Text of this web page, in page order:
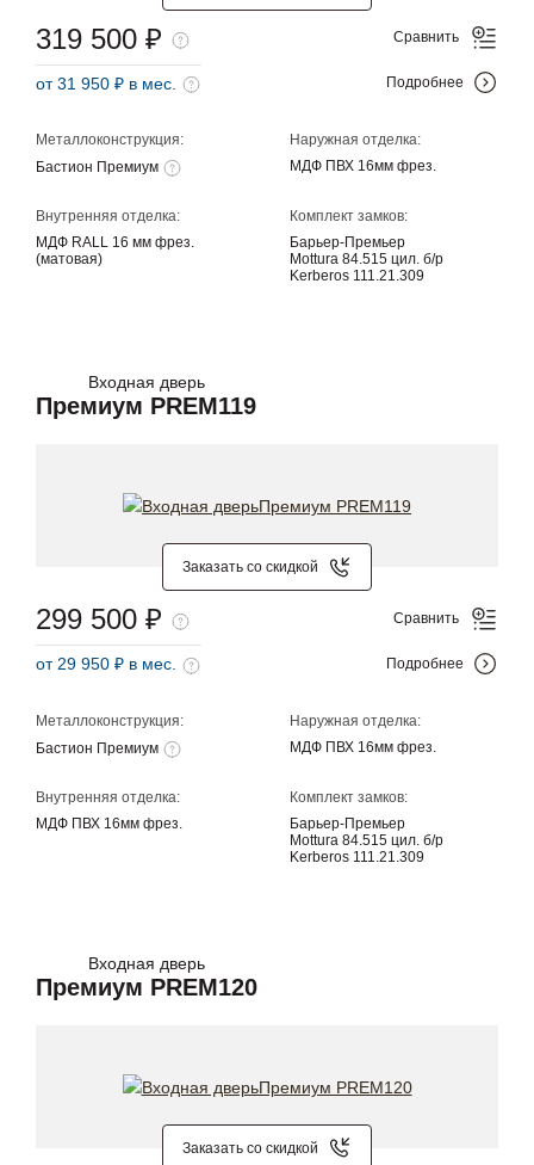
Металлоконструкция:
Бастион Премиум
Наружная отделка:
МДФ ПВХ 16мм фрез.
Внутренняя отделка:
МДФ RALL 16 мм фрез.
(матовая)
Комплект замков:
Барьер-Премьер
Mottura 84.515 цил. б/р
Kerberos 111.21.309
319 500 ₽
от 31 950 ₽ в мес.
Сравнить
Подробнее
Входная дверь
Премиум PREM119
Заказать со скидкой
Металлоконструкция:
Бастион Премиум
Наружная отделка:
МДФ ПВХ 16мм фрез.
Внутренняя отделка:
МДФ ПВХ 16мм фрез.
Комплект замков:
Барьер-Премьер
Mottura 84.515 цил. б/р
Kerberos 111.21.309
299 500 ₽
от 29 950 ₽ в мес.
Сравнить
Подробнее
Входная дверь
Премиум PREM120
Заказать со скидкой